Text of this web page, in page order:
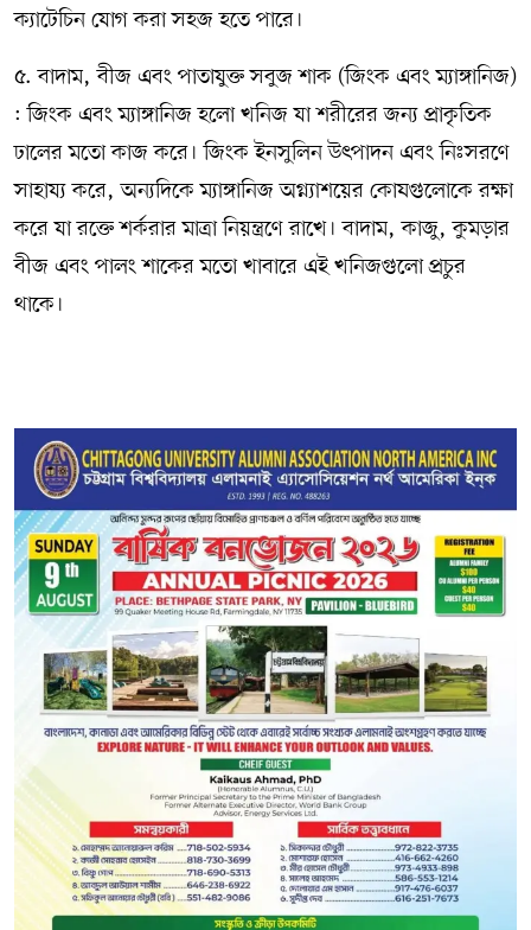
ক্যাটেচিন যোগ করা সহজ হতে পারে।
৫. বাদাম, বীজ এবং পাতাযুক্ত সবুজ শাক (জিংক এবং ম্যাঙ্গানিজ)
: জিংক এবং ম্যাঙ্গানিজ হলো খনিজ যা শরীরের জন্য প্রাকৃতিক
ঢালের মতো কাজ করে। জিংক ইনসুলিন উৎপাদন এবং নিঃসরণে
সাহায্য করে, অন্যদিকে ম্যাঙ্গানিজ অগ্ন্যাশয়ের কোষগুলোকে রক্ষা
করে যা রক্তে শর্করার মাত্রা নিয়ন্ত্রণে রাখে। বাদাম, কাজু, কুমড়ার
বীজ এবং পালং শাকের মতো খাবারে এই খনিজগুলো প্রচুর
থাকে।